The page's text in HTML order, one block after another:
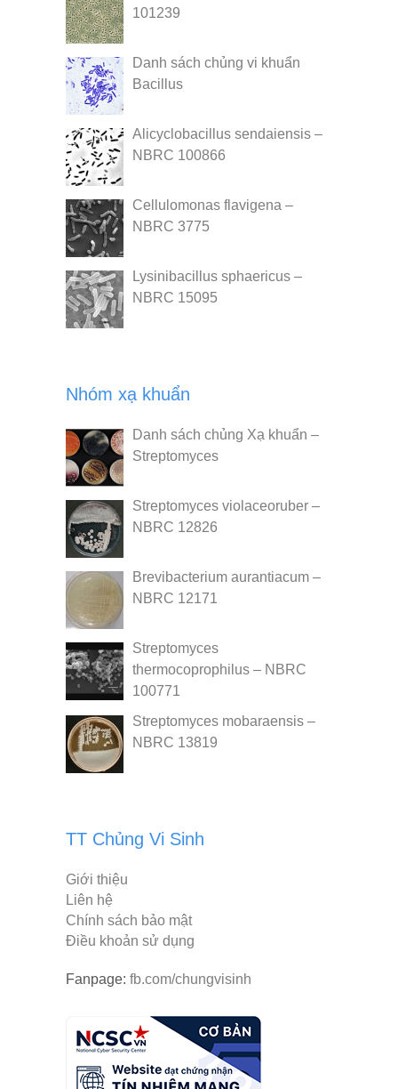
101239
Danh sách chủng vi khuẩn
Bacillus
Alicyclobacillus sendaiensis –
NBRC 100866
Cellulomonas flavigena –
NBRC 3775
Lysinibacillus sphaericus –
NBRC 15095
Nhóm xạ khuẩn
Danh sách chủng Xạ khuẩn –
Streptomyces
Streptomyces violaceoruber –
NBRC 12826
Brevibacterium aurantiacum –
NBRC 12171
Streptomyces
thermocoprophilus – NBRC
100771
Streptomyces mobaraensis –
NBRC 13819
TT Chủng Vi Sinh
Giới thiệu
Liên hệ
Chính sách bảo mật
Điều khoản sử dụng
Fanpage: fb.com/chungvisinh